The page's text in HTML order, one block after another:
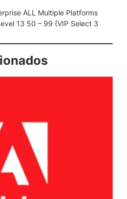
ALL Multiple Platforms
13 50 – 99 (VIP Select 3